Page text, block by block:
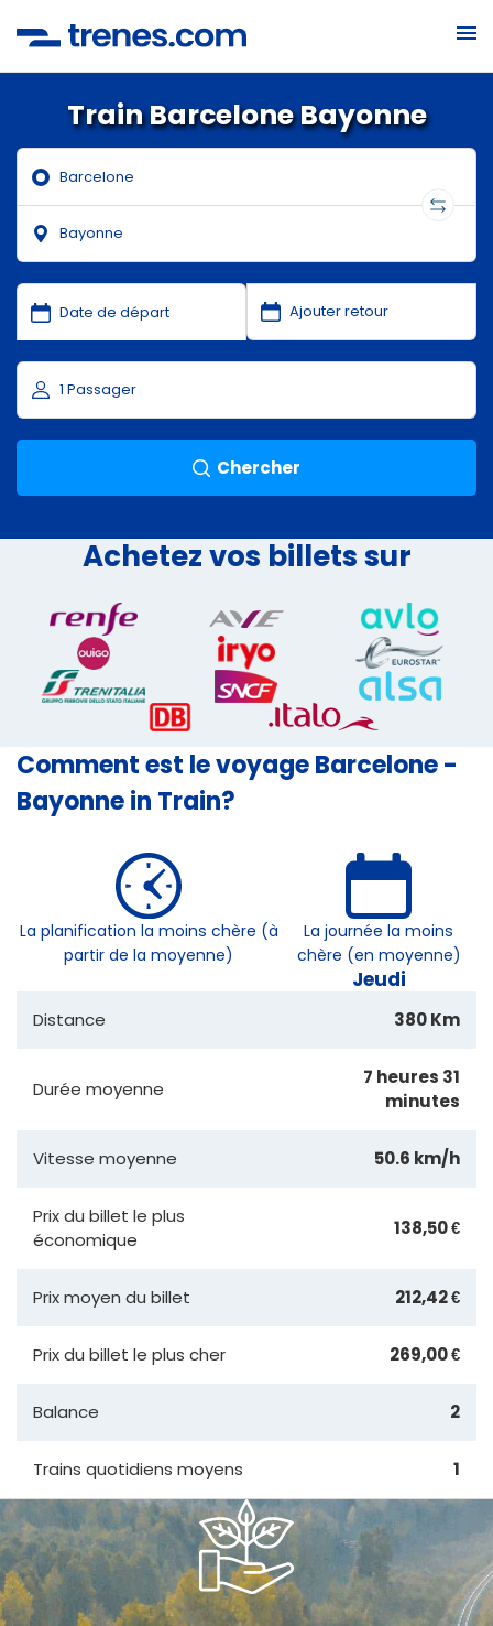
Train Barcelone Bayonne
Chercher
Achetez vos billets sur
Comment est le voyage Barcelone -
Bayonne in Train?
La planification la moins chère (à
partir de la moyenne)
La journée la moins
chère (en moyenne)
Jeudi
Distance 380 Km
Durée moyenne
7 heures 31
minutes
Vitesse moyenne 50.6 km/h
Prix du billet le plus
économique
138,50 €
Prix moyen du billet 212,42 €
Prix du billet le plus cher 269,00 €
Balance 2
Trains quotidiens moyens 1